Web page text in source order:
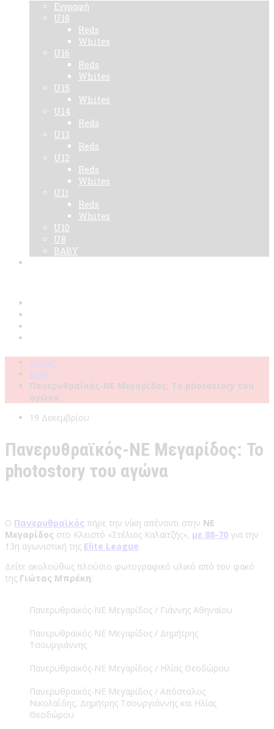
Εγγραφή
U18
Reds
Whites
U16
Reds
Whites
U15
Whites
U14
Reds
U13
Reds
U12
Reds
Whites
U11
Reds
Whites
U10
U8
BABY
Αρχική
Main
Πανερυθραϊκός-ΝΕ Μεγαρίδος: Το photostory του
αγώνα
19 Δεκεμβρίου
Πανερυθραϊκός-ΝΕ Μεγαρίδος: Το
photostory του αγώνα
Ο Πανερυθραϊκός πήρε την νίκη απέναντι στην ΝΕ
Μεγαρίδος στο Κλειστό «Στέλιος Καλαϊτζής», με 88-70 για την
13η αγωνιστική της Elite League.
Δείτε ακολούθως πλούσιο φωτογραφικό υλικό από τον φακό
της Γιώτας Μπρέκη:
Πανερυθραϊκός-ΝΕ Μεγαρίδος / Γιάννης Αθηναίου
Πανερυθραϊκός-ΝΕ Μεγαρίδος / Δημήτρης
Τσουργιάννης
Πανερυθραϊκός-ΝΕ Μεγαρίδος / Ηλίας Θεοδώρου
Πανερυθραϊκός-ΝΕ Μεγαρίδος / Απόστολος
Νικολαΐδης, Δημήτρης Τσουργιάννης και Ηλίας
Θεοδώρου